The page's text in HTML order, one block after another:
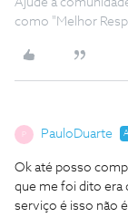
Ajude a
como "Melhor
PauloDuarte
Ok até posso
que me foi dito era
serviço é isso não